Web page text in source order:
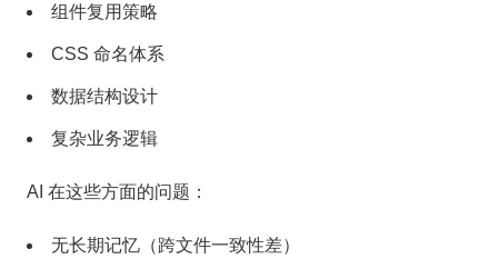
组件复用策略
CSS 命名体系
数据结构设计
复杂业务逻辑
AI 在这些方面的问题：
无长期记忆（跨文件一致性差）